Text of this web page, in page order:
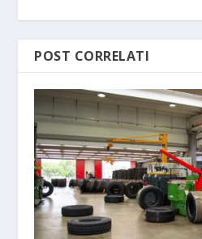
POST CORRELATI